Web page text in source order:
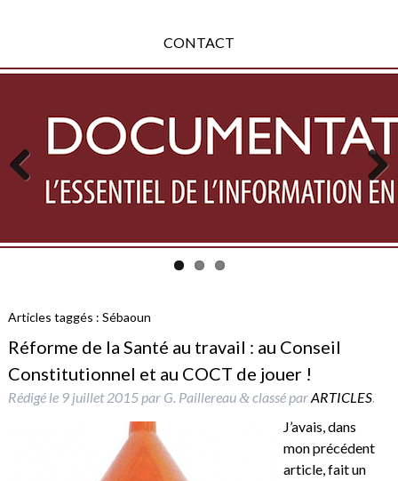
CONTACT
Previous Next
Articles taggés : Sébaoun
Réforme de la Santé au travail : au Conseil
Constitutionnel et au COCT de jouer !
Rédigé le 9 juillet 2015par G. Paillereau &classé parARTICLES.
J’avais, dans
mon précédent
article, fait un